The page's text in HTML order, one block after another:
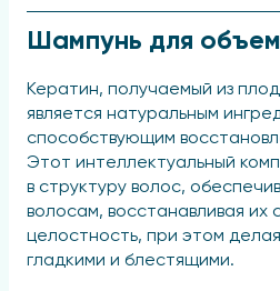
Шампунь для
Кератин, получаемый из
является натуральным
способствующим
Этот интеллектуальный
в структуру волос,
волосам, восстанавливая их
целостность, при этом
гладкими и блестящими.